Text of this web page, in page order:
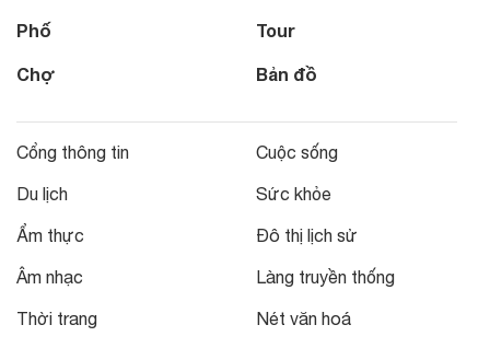
Phố
Chợ
Tour
Bản đồ
Cổng thông tin
Du lịch
Ẩm thực
Âm nhạc
Thời trang
Cuộc sống
Sức khỏe
Đô thị lịch sử
Làng truyền thống
Nét văn hoá